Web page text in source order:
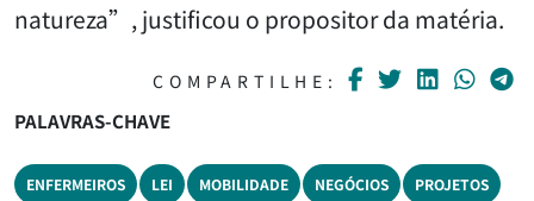
natureza”, justificou o propositor da matéria.
COMPARTILHE:
PALAVRAS-CHAVE
ENFERMEIROS LEI MOBILIDADE NEGÓCIOS PROJETOS